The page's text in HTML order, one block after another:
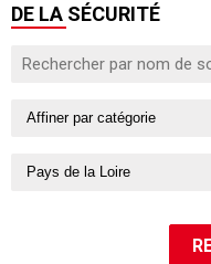
DE LA SÉCURITÉ